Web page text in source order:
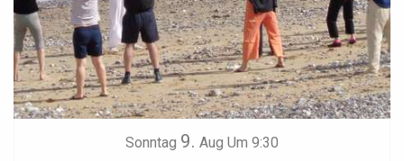
Sonntag 9. Aug Um 9:30